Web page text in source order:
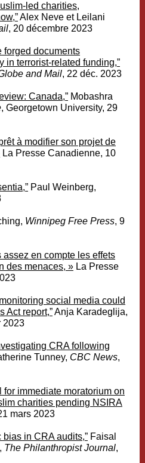
led charities,
Alex Neve et Leilani
, 20 décembre 2023
forged documents
in terrorist-related funding,”
and Mail, 22 déc. 2023
Canada,” Mobashra
, Georgetown University, 29
à modifier son projet de
La Presse Canadienne, 10
Paul Weinberg,
Winnipeg Free Press, 9
en compte les effets
des menaces, » La Presse
social media could
Act report,”Anja Karadeglija,
2023
CRA following
Tunney, CBC News,
immediate moratorium on
charities pending NSIRA
mars 2023
bias in CRA audits,” Faisal
The Philanthropist Journal,